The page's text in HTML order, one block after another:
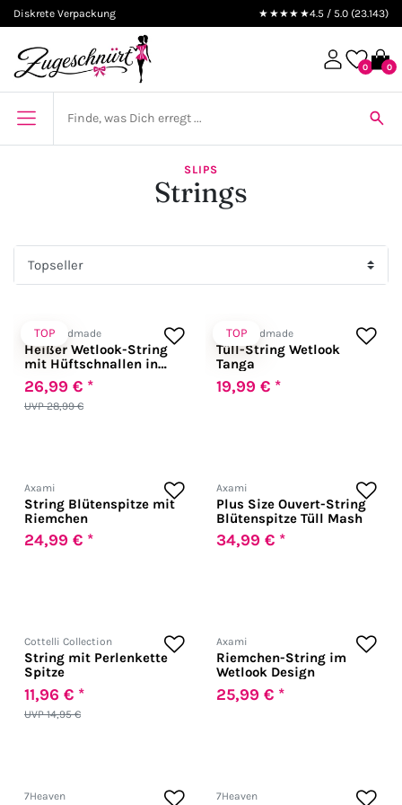
Diskrete Verpackung ★★★★★4.5 / 5.0 (23.143)
0 0
SLIPS
Strings
TOP
Noir Handmade
Heißer Wetlook-String
mit Hüftschnallen in
schwarz
UVP 28,99 €
26,99 € *
TOP
Noir Handmade
Tüll-String Wetlook
Tanga
19,99 € *
Axami
String Blütenspitze mit
Riemchen
24,99 € *
Axami
Plus Size Ouvert-String
Blütenspitze Tüll Mash
34,99 € *
Cottelli Collection
String mit Perlenkette
Spitze
UVP 14,95 €
11,96 € *
Axami
Riemchen-String im
Wetlook Design
25,99 € *
7Heaven 7Heaven